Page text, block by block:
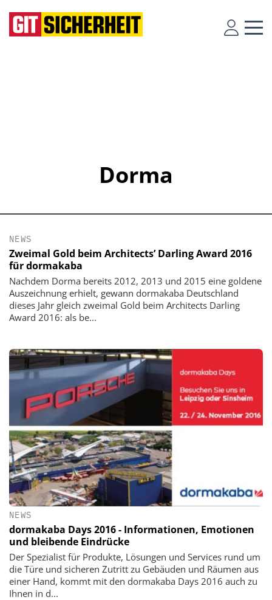
Dorma
NEWS
Zweimal Gold beim Architects’ Darling Award 2016
für dormakaba
Nachdem Dorma bereits 2012, 2013 und 2015 eine goldene
Auszeichnung erhielt, gewann dormakaba Deutschland
dieses Jahr gleich zweimal Gold beim Architects Darling
Award 2016: als be...
NEWS
dormakaba Days 2016 - Informationen, Emotionen
und bleibende Eindrücke
Der Spezialist für Produkte, Lösungen und Services rund um
die Türe und sicheren Zutritt zu Gebäuden und Räumen aus
einer Hand, kommt mit den dormakaba Days 2016 auch zu
Ihnen in d...